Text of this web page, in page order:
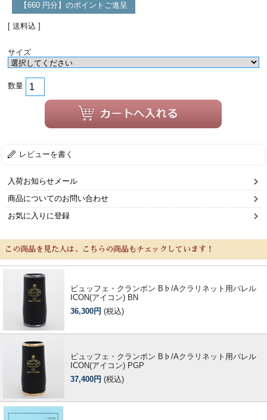
【660 円分】のポイントご進呈
[ 送料込 ]
サイズ
数量
レビューを書く
入荷お知らせメール
商品についてのお問い合わせ
お気に入りに登録
この商品を見た人は、こちらの商品もチェックしています！
ビュッフェ・クランポン B♭/Aクラリネット用バレル
ICON(アイコン) BN
36,300円 (税込)
ビュッフェ・クランポン B♭/Aクラリネット用バレル
ICON(アイコン) PGP
37,400円 (税込)